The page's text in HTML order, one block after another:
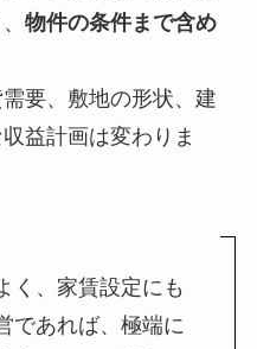
物件の条件まで含め
要、敷地の形状、建
益計画は変わりま
く、家賃設定にも
であれば、極端に